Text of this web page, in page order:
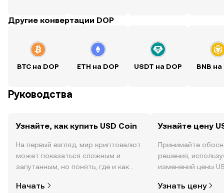
Другие конвертации DOP
BTC на DOP ETH на DOP USDT на DOP BNB на
Руководства
Узнайте, как купить USD Coin
На первый взгляд, мир криптовалют
может показаться сложным и
запутанным, но понять, где и как
так сложно. Начните исследовать
Начать
Узнайте цену
Принимайте
решения,
изменений цены
настроениях в
Узнать цену